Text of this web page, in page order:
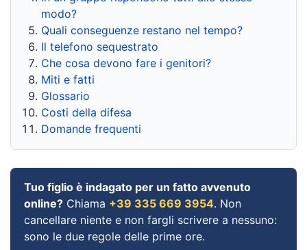
modo?
Quali conseguenze restano nel tempo?
Il telefono sequestrato
Che cosa devono fare i genitori?
Miti e fatti
Glossario
Costi della difesa
Domande frequenti
Tuo figlio è indagato per un fatto avvenuto
online? Chiama +39 335 669 3954. Non
cancellare niente e non fargli scrivere a nessuno:
sono le due regole delle prime ore.